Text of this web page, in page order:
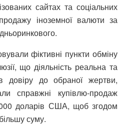
сайтах та соціальних
іноземної валюти за
фіктивні пункти обміну
що діяльність реальна та
довіру до обраної жертви,
справжні купівлю-продаж
доларів США, щоб згодом
суму.